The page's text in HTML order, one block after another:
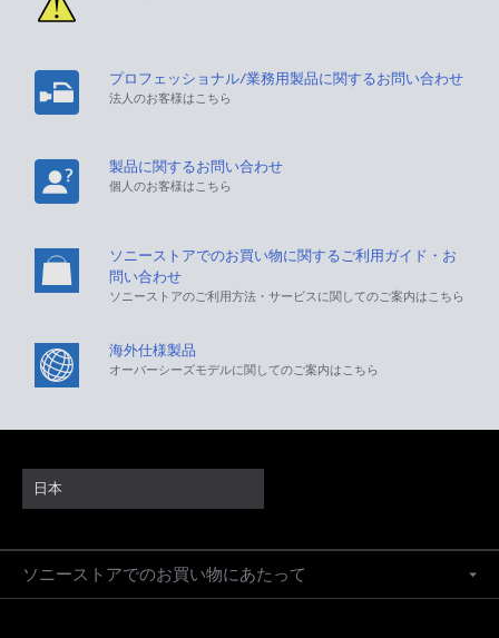
プロフェッショナル/業務用製品に関するお問い合わせ
法人のお客様はこちら
製品に関するお問い合わせ
個人のお客様はこちら
ソニーストアでのお買い物に関するご利用ガイド・お
問い合わせ
ソニーストアのご利用方法・サービスに関してのご案内はこちら
海外仕様製品
オーバーシーズモデルに関してのご案内はこちら
日本
ソニーストアでのお買い物にあたって